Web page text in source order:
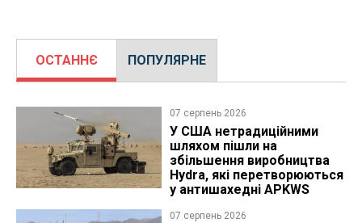
ОСТАННЄ ПОПУЛЯРНЕ
07 серпень 2026
У США нетрадиційними
шляхом пішли на
збільшення виробництва
Hydra, які перетворюються
у антишахедні APKWS
07 серпень 2026